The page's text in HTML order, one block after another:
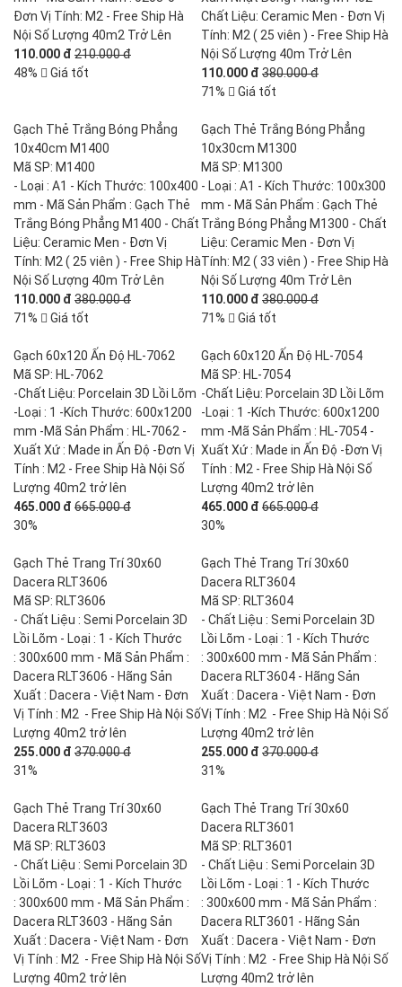
Đơn Vị Tính: M2 - Free Ship Hà
Nội Số Lượng 40m2 Trở Lên
110.000 đ 210.000 đ
48%
Giá tốt
Chất Liệu: Ceramic Men - Đơn Vị
Tính: M2 ( 25 viên ) - Free Ship Hà
Nội Số Lượng 40m Trở Lên
110.000 đ 380.000 đ
71%
Giá tốt
Gạch Thẻ Trắng Bóng Phẳng
10x40cm M1400
Mã SP: M1400
- Loại : A1 - Kích Thước: 100x400
mm - Mã Sản Phẩm : Gạch Thẻ
Trắng Bóng Phẳng M1400 - Chất
Liệu: Ceramic Men - Đơn Vị
Tính: M2 ( 25 viên ) - Free Ship Hà
Nội Số Lượng 40m Trở Lên
110.000 đ 380.000 đ
71%
Giá tốt
Gạch Thẻ Trắng Bóng Phẳng
10x30cm M1300
Mã SP: M1300
- Loại : A1 - Kích Thước: 100x300
mm - Mã Sản Phẩm : Gạch Thẻ
Trắng Bóng Phẳng M1300 - Chất
Liệu: Ceramic Men - Đơn Vị
Tính: M2 ( 33 viên ) - Free Ship Hà
Nội Số Lượng 40m Trở Lên
110.000 đ 380.000 đ
71%
Giá tốt
Gạch 60x120 Ấn Độ HL-7062
Mã SP: HL-7062
-Chất Liệu: Porcelain 3D Lồi Lõm
-Loại : 1 -Kích Thước: 600x1200
mm -Mã Sản Phẩm : HL-7062 -
Xuất Xứ : Made in Ấn Độ -Đơn Vị
Tính : M2 - Free Ship Hà Nội Số
Lượng 40m2 trở lên
465.000 đ 665.000 đ
30%
Gạch 60x120 Ấn Độ HL-7054
Mã SP: HL-7054
-Chất Liệu: Porcelain 3D Lồi Lõm
-Loại : 1 -Kích Thước: 600x1200
mm -Mã Sản Phẩm : HL-7054 -
Xuất Xứ : Made in Ấn Độ -Đơn Vị
Tính : M2 - Free Ship Hà Nội Số
Lượng 40m2 trở lên
465.000 đ 665.000 đ
30%
Gạch Thẻ Trang Trí 30x60
Dacera RLT3606
Mã SP: RLT3606
- Chất Liệu : Semi Porcelain 3D
Lồi Lõm - Loại : 1 - Kích Thước
: 300x600 mm - Mã Sản Phẩm :
Dacera RLT3606 - Hãng Sản
Xuất : Dacera - Việt Nam - Đơn
Vị Tính : M2 - Free Ship Hà Nội Số
Lượng 40m2 trở lên
255.000 đ 370.000 đ
31%
Gạch Thẻ Trang Trí 30x60
Dacera RLT3604
Mã SP: RLT3604
- Chất Liệu : Semi Porcelain 3D
Lồi Lõm - Loại : 1 - Kích Thước
: 300x600 mm - Mã Sản Phẩm :
Dacera RLT3604 - Hãng Sản
Xuất : Dacera - Việt Nam - Đơn
Vị Tính : M2 - Free Ship Hà Nội Số
Lượng 40m2 trở lên
255.000 đ 370.000 đ
31%
Gạch Thẻ Trang Trí 30x60
Dacera RLT3603
Mã SP: RLT3603
- Chất Liệu : Semi Porcelain 3D
Lồi Lõm - Loại : 1 - Kích Thước
: 300x600 mm - Mã Sản Phẩm :
Dacera RLT3603 - Hãng Sản
Xuất : Dacera - Việt Nam - Đơn
Vị Tính : M2 - Free Ship Hà Nội Số
Lượng 40m2 trở lên
Gạch Thẻ Trang Trí 30x60
Dacera RLT3601
Mã SP: RLT3601
- Chất Liệu : Semi Porcelain 3D
Lồi Lõm - Loại : 1 - Kích Thước
: 300x600 mm - Mã Sản Phẩm :
Dacera RLT3601 - Hãng Sản
Xuất : Dacera - Việt Nam - Đơn
Vị Tính : M2 - Free Ship Hà Nội Số
Lượng 40m2 trở lên